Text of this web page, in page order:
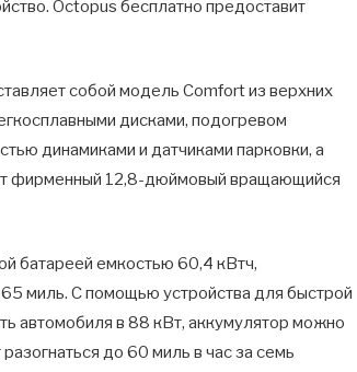
Octopus бесплатно предоставит
собой модель Comfort из верхних
дисками, подогревом
динамиками и датчиками парковки, а
фирменный 12,8-дюймовый вращающийся
батареей емкостью 60,4 кВтч,
миль. С помощью устройства для быстрой
автомобиля в 88 кВт, аккумулятор можно
до 60 миль в час за семь